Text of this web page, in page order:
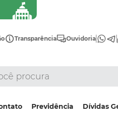
Transparência Ouvidoria
Previdência Dívidas